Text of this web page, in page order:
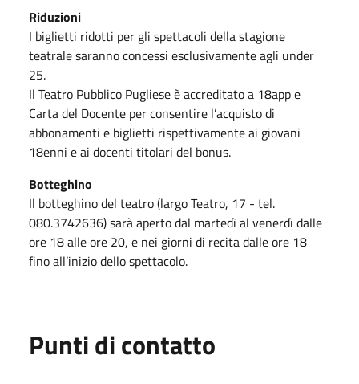
Riduzioni
I biglietti ridotti per gli spettacoli della stagione
teatrale saranno concessi esclusivamente agli under
25.
Il Teatro Pubblico Pugliese è accreditato a 18app e
Carta del Docente per consentire l’acquisto di
abbonamenti e biglietti rispettivamente ai giovani
18enni e ai docenti titolari del bonus.
Botteghino
Il botteghino del teatro (largo Teatro, 17 - tel.
080.3742636) sarà aperto dal martedì al venerdì dalle
ore 18 alle ore 20, e nei giorni di recita dalle ore 18
fino all’inizio dello spettacolo.
Punti di contatto